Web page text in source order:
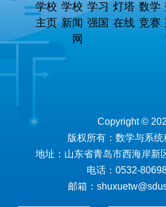
学校
主页
学校
新闻
网
学习
强国
灯塔
在线
数学
竞赛
Copyright ©
版权所有：数学与系统
地址：山东省青岛市西海岸新
电话：0532-
邮箱：